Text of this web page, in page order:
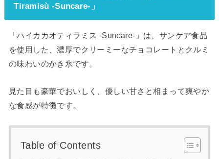
Tiramisù -Suncare-」
「ハイカカオティラミス -Suncare-」は、サンケア食品
を使用した、濃厚でクリーミーなチョコレートとクルミ
の味わいのかき氷です。
見た目も豪華でおいしく、優しい甘さと相まって爽やか
な食感が特徴です。
Table of Contents